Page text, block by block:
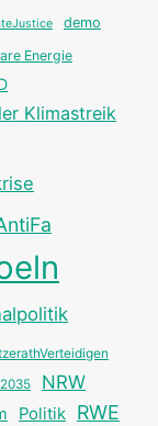
demo
Energie
Klimastreik
NRW
Politik RWE